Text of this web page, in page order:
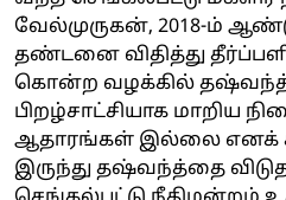
வேல்முருகன், 2018-ம்
தண்டனை விதித்து
கொன்ற வழக்கில்
பிறழ்சாட்சியாக மாறிய
ஆதாரங்கள் இல்லை எனக்
இருந்து தஷ்வந்த்தை